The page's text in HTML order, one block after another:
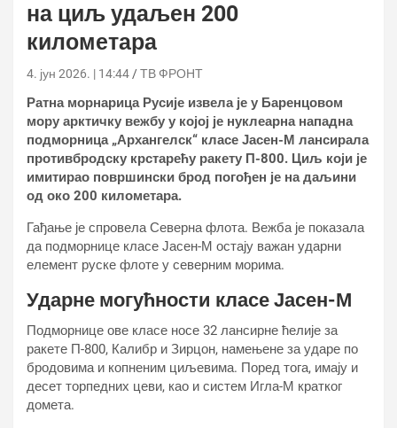
на циљ удаљен 200
километара
4. јун 2026. | 14:44 ТВ ФРОНТ
Ратна морнарица Русије извела је у Баренцовом
мору арктичку вежбу у којој је нуклеарна нападна
подморница „Архангелск“ класе Јасен-М лансирала
противбродску крстарећу ракету П-800. Циљ који је
имитирао површински брод погођен је на даљини
од око 200 километара.
Гађање је спровела Северна флота. Вежба је показала
да подморнице класе Јасен-М остају важан ударни
елемент руске флоте у северним морима.
Ударне могућности класе Јасен-М
Подморнице ове класе носе 32 лансирне ћелије за
ракете П-800, Калибр и Зирцон, намењене за ударе по
бродовима и копненим циљевима. Поред тога, имају и
десет торпедних цеви, као и систем Игла-М кратког
домета.